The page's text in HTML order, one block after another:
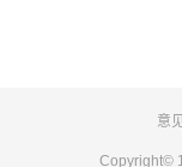
意
Copyright©